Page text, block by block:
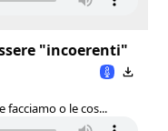
"incoerenti"
facciamo o le cos...